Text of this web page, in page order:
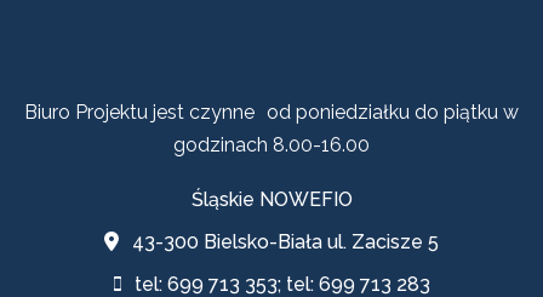
Biuro Projektu jest czynne od poniedziałku do piątku w
godzinach 8.00-16.00
Śląskie NOWEFIO
43-300 Bielsko-Biała ul. Zacisze 5
tel: 699 713 353; tel: 699 713 283